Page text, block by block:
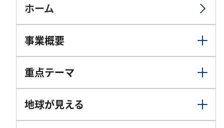
ホーム
事業概要
重点テーマ
地球が見える